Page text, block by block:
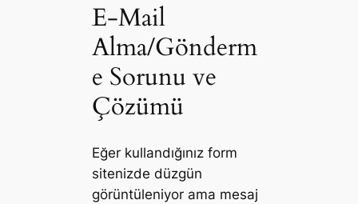
E-Mail
Alma/Gönderm
e Sorunu ve
Çözümü
Eğer kullandığınız form
sitenizde düzgün
görüntüleniyor ama mesaj